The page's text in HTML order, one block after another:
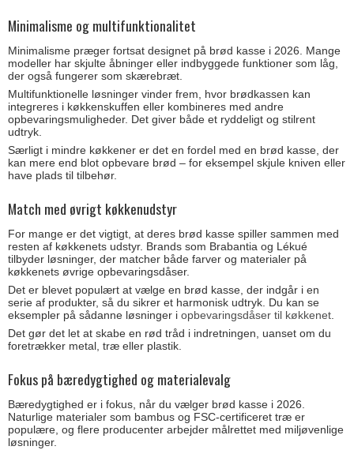
Minimalisme og multifunktionalitet
Minimalisme præger fortsat designet på brød kasse i 2026. Mange
modeller har skjulte åbninger eller indbyggede funktioner som låg,
der også fungerer som skærebræt.
Multifunktionelle løsninger vinder frem, hvor brødkassen kan
integreres i køkkenskuffen eller kombineres med andre
opbevaringsmuligheder. Det giver både et ryddeligt og stilrent
udtryk.
Særligt i mindre køkkener er det en fordel med en brød kasse, der
kan mere end blot opbevare brød – for eksempel skjule kniven eller
have plads til tilbehør.
Match med øvrigt køkkenudstyr
For mange er det vigtigt, at deres brød kasse spiller sammen med
resten af køkkenets udstyr. Brands som Brabantia og Lékué
tilbyder løsninger, der matcher både farver og materialer på
køkkenets øvrige opbevaringsdåser.
Det er blevet populært at vælge en brød kasse, der indgår i en
serie af produkter, så du sikrer et harmonisk udtryk. Du kan se
eksempler på sådanne løsninger i opbevaringsdåser til køkkenet
Det gør det let at skabe en rød tråd i indretningen, uanset om du
foretrækker metal, træ eller plastik.
Fokus på bæredygtighed og materialevalg
Bæredygtighed er i fokus, når du vælger brød kasse i 2026.
Naturlige materialer som bambus og FSC-certificeret træ er
populære, og flere producenter arbejder målrettet med miljøvenlige
løsninger.